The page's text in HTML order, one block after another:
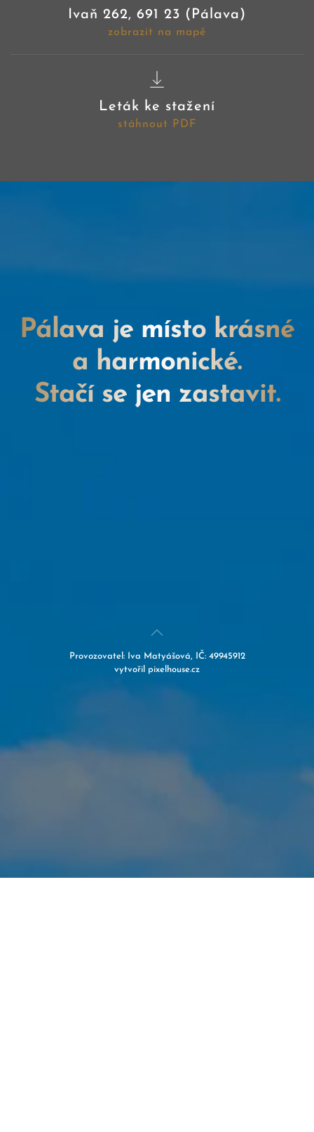
Ivaň 262, 691 23 (Pálava)
zobrazit na mapě
Leták ke stažení
stáhnout PDF
Pálava je místo krásné
a harmonické.
Stačí se jen zastavit.
Provozovatel:
Iva Matyášová, IČ: 49945912
vytvořil pixelhouse.cz